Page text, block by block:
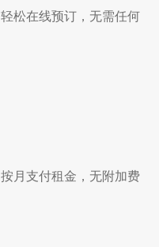
松在线预订，无需任何
月支付租金，无附加费